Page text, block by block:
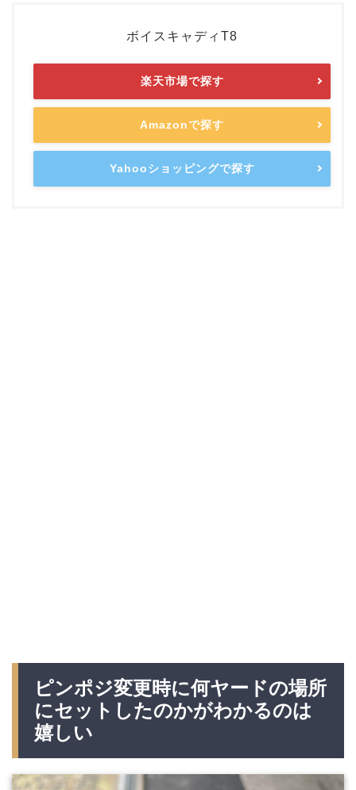
ボイスキャディT8
Amazonで探す
楽天市場で探す
Yahooショッピングで探す
ピンポジ変更時に何ヤードの場所
にセットしたのかがわかるのは
嬉しい